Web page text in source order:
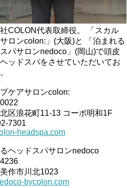
COLON代表取締役。 「スカル
ロンcolon:」(大阪)と 「泊まれる
パサロンnedoco」(岡山)で頭皮
ッドスパをさせていただいてお
ケアサロンcolon:
区浪花町11-13 コーポ明和1F
7301
headspa.com
ヘッドスパサロンnedoco
作市川北1023
bycolon.com